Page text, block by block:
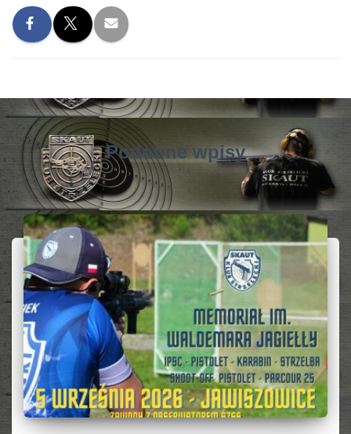
Podobne wpisy